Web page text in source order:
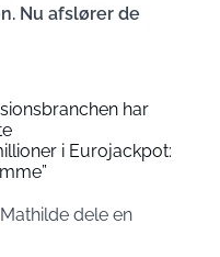
Nu afslører de
har
i Eurojackpot:
dele en